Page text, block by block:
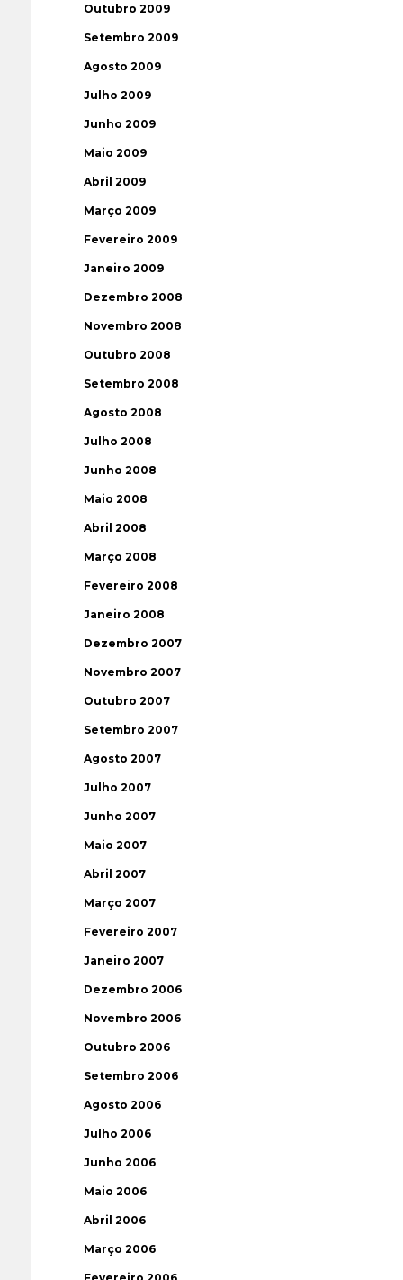
Outubro 2009
Setembro 2009
Agosto 2009
Julho 2009
Junho 2009
Maio 2009
Abril 2009
Março 2009
Fevereiro 2009
Janeiro 2009
Dezembro 2008
Novembro 2008
Outubro 2008
Setembro 2008
Agosto 2008
Julho 2008
Junho 2008
Maio 2008
Abril 2008
Março 2008
Fevereiro 2008
Janeiro 2008
Dezembro 2007
Novembro 2007
Outubro 2007
Setembro 2007
Agosto 2007
Julho 2007
Junho 2007
Maio 2007
Abril 2007
Março 2007
Fevereiro 2007
Janeiro 2007
Dezembro 2006
Novembro 2006
Outubro 2006
Setembro 2006
Agosto 2006
Julho 2006
Junho 2006
Maio 2006
Abril 2006
Março 2006